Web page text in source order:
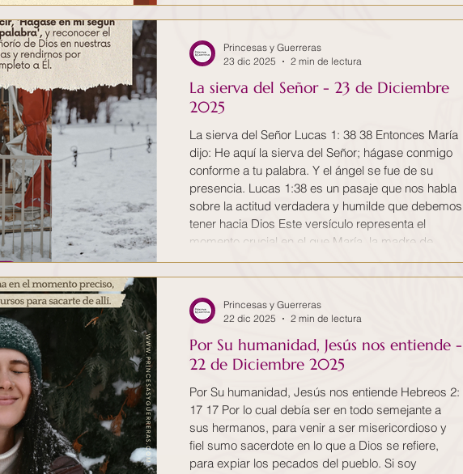
marginados pastores, para anunciar Su gloriosa
llegada a esta tierra. Ellos eran los abastecedores
de
La sierva del Señor - 23 de Diciembre
2025
La sierva del Señor Lucas 1: 38 38 Entonces María
dijo: He aquí la sierva del Señor; hágase conmigo
conforme a tu palabra. Y el ángel se fue de su
presencia. Lucas 1:38 es un pasaje que nos habla
sobre la actitud verdadera y humilde que debemos
tener hacia Dios Este versículo representa el
momento crucial en el que María, la madre de
Jesús, acepta el llamado divino para convertirse
en la portadora del Salvador. El ángel Gabriel visitó
a María y le dio noticias de que ella t
Princesas y Guerreras
23 dic 2025
2 min de lectura
Por Su humanidad, Jesús nos entiende -
22 de Diciembre 2025
Por Su humanidad, Jesús nos entiende Hebreos 2:
17 17 Por lo cual debía ser en todo semejante a
sus hermanos, para venir a ser misericordioso y
fiel sumo sacerdote en lo que a Dios se refiere,
para expiar los pecados del pueblo. Si soy
Princesas y Guerreras
22 dic 2025
2 min de lectura